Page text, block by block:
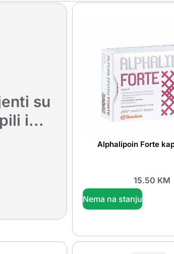
su
i...
Alphalipoin Forte
15.50 KM
Nema na stanju